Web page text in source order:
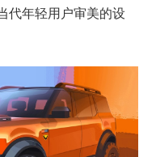
代年轻用户审美的设